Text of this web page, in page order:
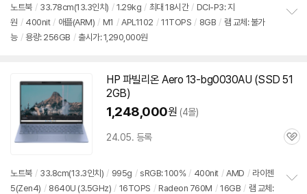
뷰
노트북 / 33.78cm(13.3인치) / 1.29kg / 최대 18시간 / DCI-P3: 지
원 / 400nit / 애플(ARM) / M1 / APL1102 / 11TOPS / 8GB / 램 교체: 불가
능 / 용량: 256GB / 출시가: 1,290,000원
기
HP 파빌리온 Aero 13-bg0030AU (SSD 51
2GB)
1,248,000원 (4몰)
24.05. 등록
관
노트북 / 33.8cm(13.3인치 ) / 995g / sRGB: 100% / 400nit / AMD / 라이젠
5(Zen4) / 8640U (3.5GHz) / 16TOPS / Radeon 760M / 16GB / 램 교체:
세부정보 열기/접기